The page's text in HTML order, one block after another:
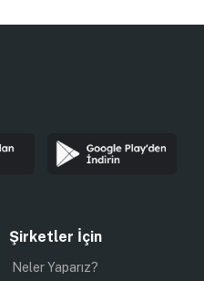
Şirketler İçin
Neler Yaparız?